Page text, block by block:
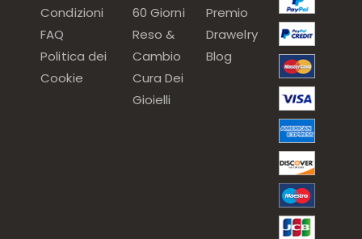
Condizioni
FAQ
Politica dei
Cookie
60 Giorni
Reso &
Cambio
Cura Dei
Gioielli
Premio
Drawelry
Blog